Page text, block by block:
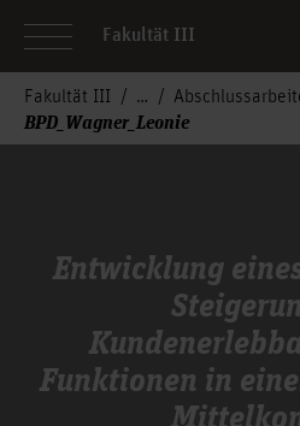
Fakultät III
Fakultät III
BPD_Wagner_Leonie
Entwicklung
Funktionen in